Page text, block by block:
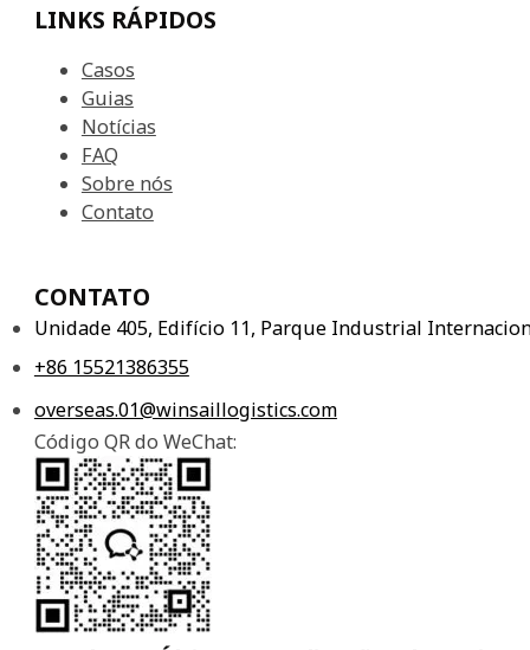
LINKS RÁPIDOS
Casos
Guias
Notícias
FAQ
Sobre nós
Contato
CONTATO
Unidade 405, Edifício 11, Parque Industrial
+86 15521386355
overseas.01@winsaillogistics.com
Código QR do WeChat: